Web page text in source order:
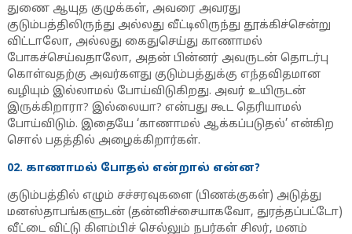
துணை ஆயுத குழுக்கள், அவரை அவரது
குடும்பத்திலிருந்து அல்லது வீட்டிலிருந்து தூக்கிச்சென்று
விட்டாலோ, அல்லது கைதுசெய்து காணாமல்
போகச்செய்வதாலோ, அதன் பின்னர் அவருடன் தொடர்பு
கொள்வதற்கு அவர்களது குடும்பத்துக்கு எந்தவிதமான
வழியும் இல்லாமல் போய்விடுகிறது. அவர் உயிருடன்
இருக்கிறாரா? இல்லையா? என்பது கூட தெரியாமல்
போய்விடும். இதையே ‘காணாமல் ஆக்கப்படுதல்’ என்கிற
சொல் பதத்தில் அழைக்கிறார்கள்.
02. காணாமல் போதல் என்றால் என்ன?
குடும்பத்தில் எழும் சச்சரவுகளை (பிணக்குகள்) அடுத்து
மனஸ்தாபங்களுடன் (தன்னிச்சையாகவோ, துரத்தப்பட்டோ)
வீட்டை விட்டு கிளம்பிச் செல்லும் நபர்கள் சிலர், மனம்